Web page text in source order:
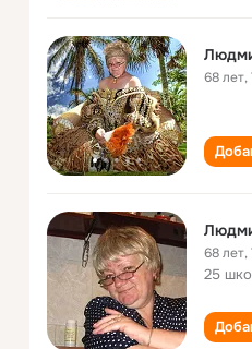
68 лет,
68 лет,
25